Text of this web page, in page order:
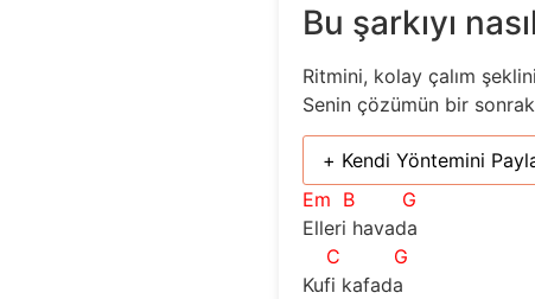
Bu şarkıyı
Ritmini, kolay çalım
Senin çözümün bir
+ Kendi Yöntemini
Em B
G
Elleri havada
C
G
Kufi kafada